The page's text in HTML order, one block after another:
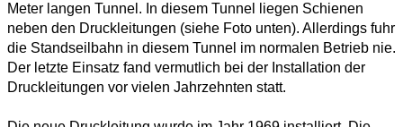
Meter langen Tunnel. In diesem Tunnel liegen Schienen
neben den Druckleitungen (siehe Foto unten). Allerdings fuhr
die Standseilbahn in diesem Tunnel im normalen Betrieb nie.
Der letzte Einsatz fand vermutlich bei der Installation der
Druckleitungen vor vielen Jahrzehnten statt.